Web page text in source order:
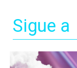
Sigue a